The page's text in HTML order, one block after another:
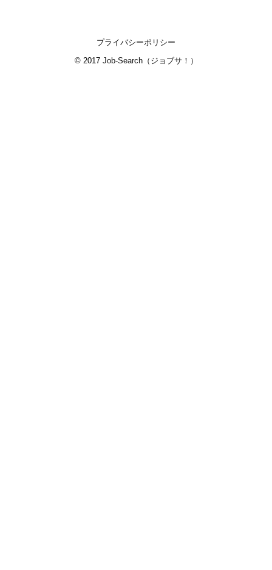
プライバシーポリシー
© 2017 Job-Search（ジョブサ！）